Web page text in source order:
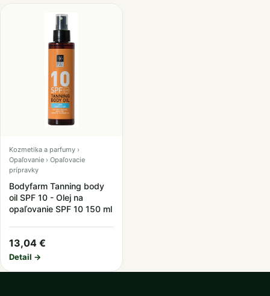
Kozmetika a parfumy ›
Opaľovanie › Opaľovacie
prípravky
Bodyfarm Tanning body
oil SPF 10 - Olej na
opaľovanie SPF 10 150 ml
13,04 €
Detail →